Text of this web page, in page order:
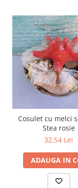
Cosulet cu melci
Stea rosie
32,54 Lei
ADAUGA IN